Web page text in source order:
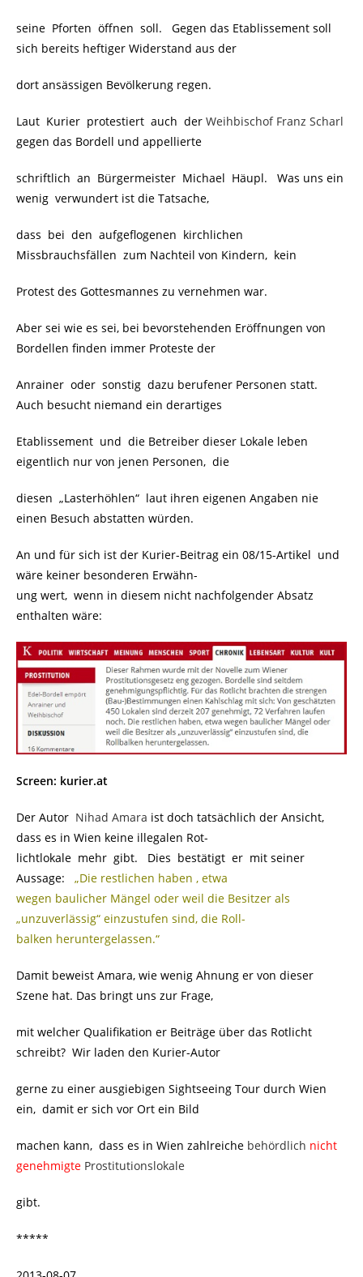
seine Pforten öffnen soll. Gegen das Etablissement soll
sich bereits heftiger Widerstand aus der
dort ansässigen Bevölkerung regen.
Laut Kurier protestiert auch der Weihbischof Franz Scharl
gegen das Bordell und appellierte
schriftlich an Bürgermeister Michael Häupl. Was uns ein
wenig verwundert ist die Tatsache,
dass bei den aufgeflogenen kirchlichen
Missbrauchsfällen zum Nachteil von Kindern, kein
Protest des Gottesmannes zu vernehmen war.
Aber sei wie es sei, bei bevorstehenden Eröffnungen von
Bordellen finden immer Proteste der
Anrainer oder sonstig dazu berufener Personen statt.
Auch besucht niemand ein derartiges
Etablissement und die Betreiber dieser Lokale leben
eigentlich nur von jenen Personen, die
diesen „Lasterhöhlen“ laut ihren eigenen Angaben nie
einen Besuch abstatten würden.
An und für sich ist der Kurier-Beitrag ein 08/15-Artikel und
wäre keiner besonderen Erwähn-
ung wert, wenn in diesem nicht nachfolgender Absatz
enthalten wäre:
Screen: kurier.at
Der Autor Nihad Amara ist doch tatsächlich der Ansicht,
dass es in Wien keine illegalen Rot-
lichtlokale mehr gibt. Dies bestätigt er mit seiner
Aussage:
„Die restlichen haben , etwa
wegen baulicher Mängel oder weil die Besitzer als
„unzuverlässig“ einzustufen sind, die Roll-
balken heruntergelassen.“
Damit beweist Amara, wie wenig Ahnung er von dieser
Szene hat. Das bringt uns zur Frage,
mit welcher Qualifikation er Beiträge über das Rotlicht
schreibt? Wir laden den Kurier-Autor
gerne zu einer ausgiebigen Sightseeing Tour durch Wien
ein, damit er sich vor Ort ein Bild
machen kann, dass es in Wien zahlreiche behördlich nicht
genehmigte Prostitutionslokale
gibt.
*****